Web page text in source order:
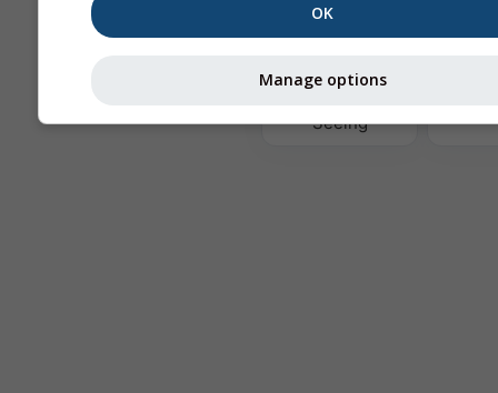
Seeing
OK
Manage options